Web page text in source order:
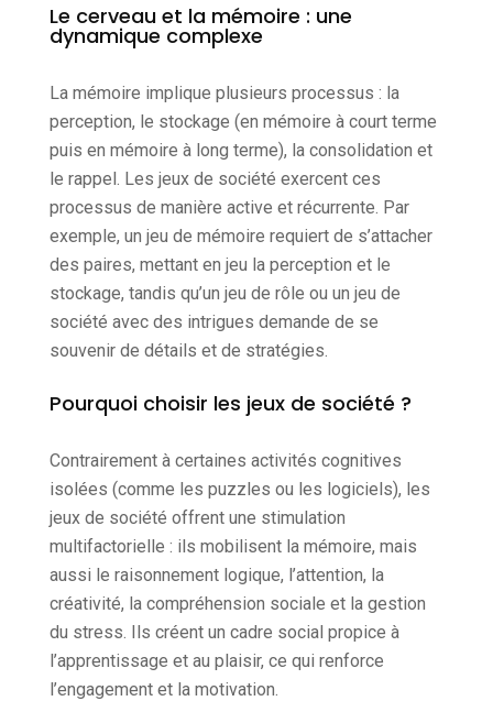
Le cerveau et la mémoire : une
dynamique complexe
La mémoire implique plusieurs processus : la
perception, le stockage (en mémoire à court terme
puis en mémoire à long terme), la consolidation et
le rappel. Les jeux de société exercent ces
processus de manière active et récurrente. Par
exemple, un jeu de mémoire requiert de s’attacher
des paires, mettant en jeu la perception et le
stockage, tandis qu’un jeu de rôle ou un jeu de
société avec des intrigues demande de se
souvenir de détails et de stratégies.
Pourquoi choisir les jeux de société ?
Contrairement à certaines activités cognitives
isolées (comme les puzzles ou les logiciels), les
jeux de société offrent une stimulation
multifactorielle : ils mobilisent la mémoire, mais
aussi le raisonnement logique, l’attention, la
créativité, la compréhension sociale et la gestion
du stress. Ils créent un cadre social propice à
l’apprentissage et au plaisir, ce qui renforce
l’engagement et la motivation.